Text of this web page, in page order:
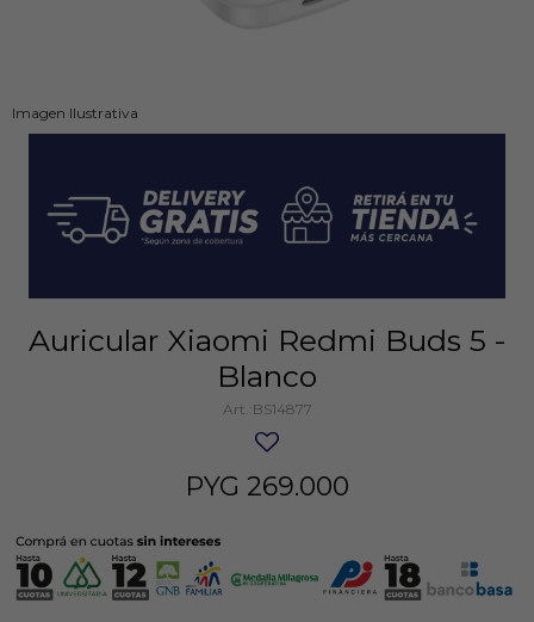
Imagen Ilustrativa
Auricular Xiaomi Redmi Buds 5 -
Blanco
BS14877
PYG 269.000